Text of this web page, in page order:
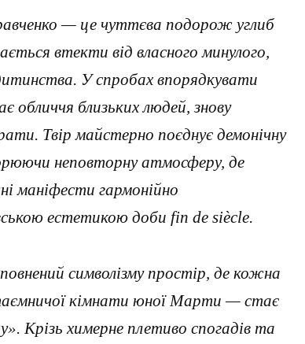
— це чуттєва подорож углиб
втекти від власного минулого,
У спробах впорядкувати
обличчя близьких людей, знову
Твір майстерно поєднує демонічну
неповторну атмосферу, де
маніфести гармонійно
естетикою доби fin de siècle.
символізму простір, де кожна
кімнати юної Марти — стає
Крізь химерне плетиво спогадів та